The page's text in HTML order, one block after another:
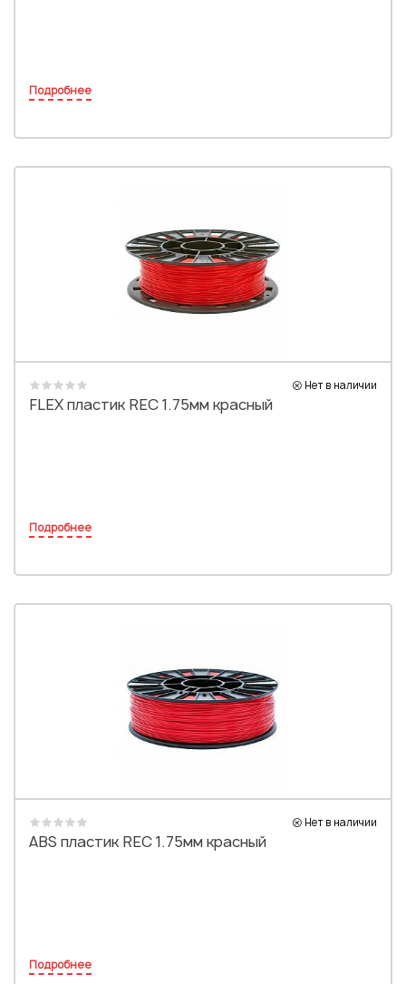
Подробнее
Нет в наличии
FLEX пластик REC 1.75мм красный
Подробнее
Нет в наличии
ABS пластик REC 1.75мм красный
Подробнее